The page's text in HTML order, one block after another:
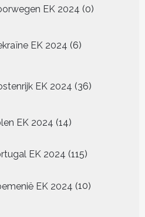
EK 2024 00
EK 2024 6
producten
EK 2024 36
producten
EK 2024 1414
EK 2024 115115
EK 2024 1010